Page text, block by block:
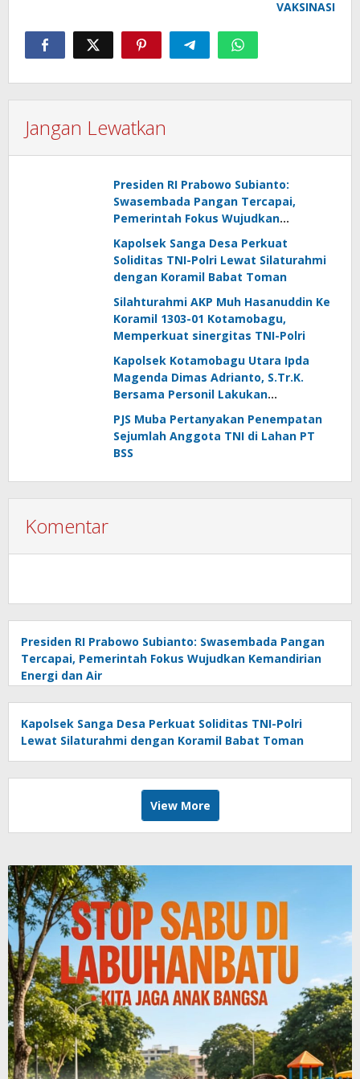
VAKSINASI
Jangan Lewatkan
Presiden RI Prabowo Subianto:
Swasembada Pangan Tercapai,
Pemerintah Fokus Wujudkan
Kemandirian Energi dan Air
Kapolsek Sanga Desa Perkuat
Soliditas TNI-Polri Lewat Silaturahmi
dengan Koramil Babat Toman
Silahturahmi AKP Muh Hasanuddin Ke
Koramil 1303-01 Kotamobagu,
Memperkuat sinergitas TNI-Polri
Kapolsek Kotamobagu Utara Ipda
Magenda Dimas Adrianto, S.Tr.K.
Bersama Personil Lakukan
Silaturahmi Ke Koramil 1303-02 Passi
PJS Muba Pertanyakan Penempatan
Sejumlah Anggota TNI di Lahan PT
BSS
Komentar
Presiden RI Prabowo Subianto: Swasembada Pangan
Tercapai, Pemerintah Fokus Wujudkan Kemandirian
Energi dan Air
Kapolsek Sanga Desa Perkuat Soliditas TNI-Polri
Lewat Silaturahmi dengan Koramil Babat Toman
View More